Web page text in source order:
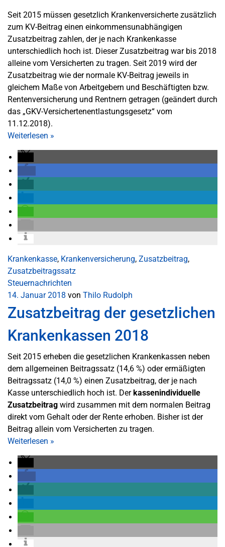
Seit 2015 müssen gesetzlich Krankenversicherte zusätzlich
zum KV-Beitrag einen einkommensunabhängigen
Zusatzbeitrag zahlen, der je nach Krankenkasse
unterschiedlich hoch ist. Dieser Zusatzbeitrag war bis 2018
alleine vom Versicherten zu tragen. Seit 2019 wird der
Zusatzbeitrag wie der normale KV-Beitrag jeweils in
gleichem Maße von Arbeitgebern und Beschäftigten bzw.
Rentenversicherung und Rentnern getragen (geändert durch
das „GKV-Versichertenentlastungsgesetz“ vom
11.12.2018).
Weiterlesen »
Krankenkasse, Krankenversicherung, Zusatzbeitrag,
Zusatzbeitragssatz
Steuernachrichten
14. Januar 2018 von Thilo Rudolph
Zusatzbeitrag der gesetzlichen
Krankenkassen 2018
Seit 2015 erheben die gesetzlichen Krankenkassen neben
dem allgemeinen Beitragssatz (14,6 %) oder ermäßigten
Beitragssatz (14,0 %) einen Zusatzbeitrag, der je nach
Kasse unterschiedlich hoch ist. Derkassenindividuelle
Zusatzbeitrag wird zusammen mit dem normalen Beitrag
direkt vom Gehalt oder der Rente erhoben. Bisher ist der
Beitrag allein vom Versicherten zu tragen.
Weiterlesen »